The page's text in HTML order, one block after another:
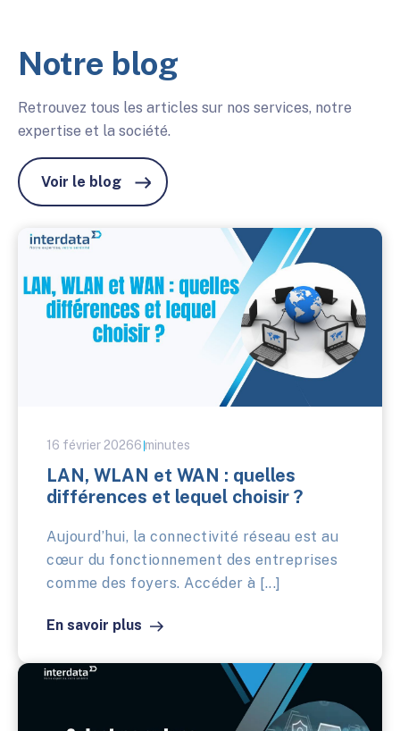
Notre blog
Retrouvez tous les articles sur nos services, notre
expertise et la société.
Voir le blog
16 février 20266 minutes
LAN, WLAN et WAN : quelles
différences et lequel choisir ?
Aujourd’hui, la connectivité réseau est au
cœur du fonctionnement des entreprises
comme des foyers. Accéder à [...]
En savoir plus